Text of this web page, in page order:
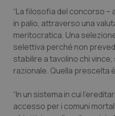
“La filosofia del concorso
in palio, attraverso una
meritocratica. Una
selettiva perché non
stabilire a tavolino chi
razionale. Quella prescelta
“In un sistema in cui
accesso per i comuni